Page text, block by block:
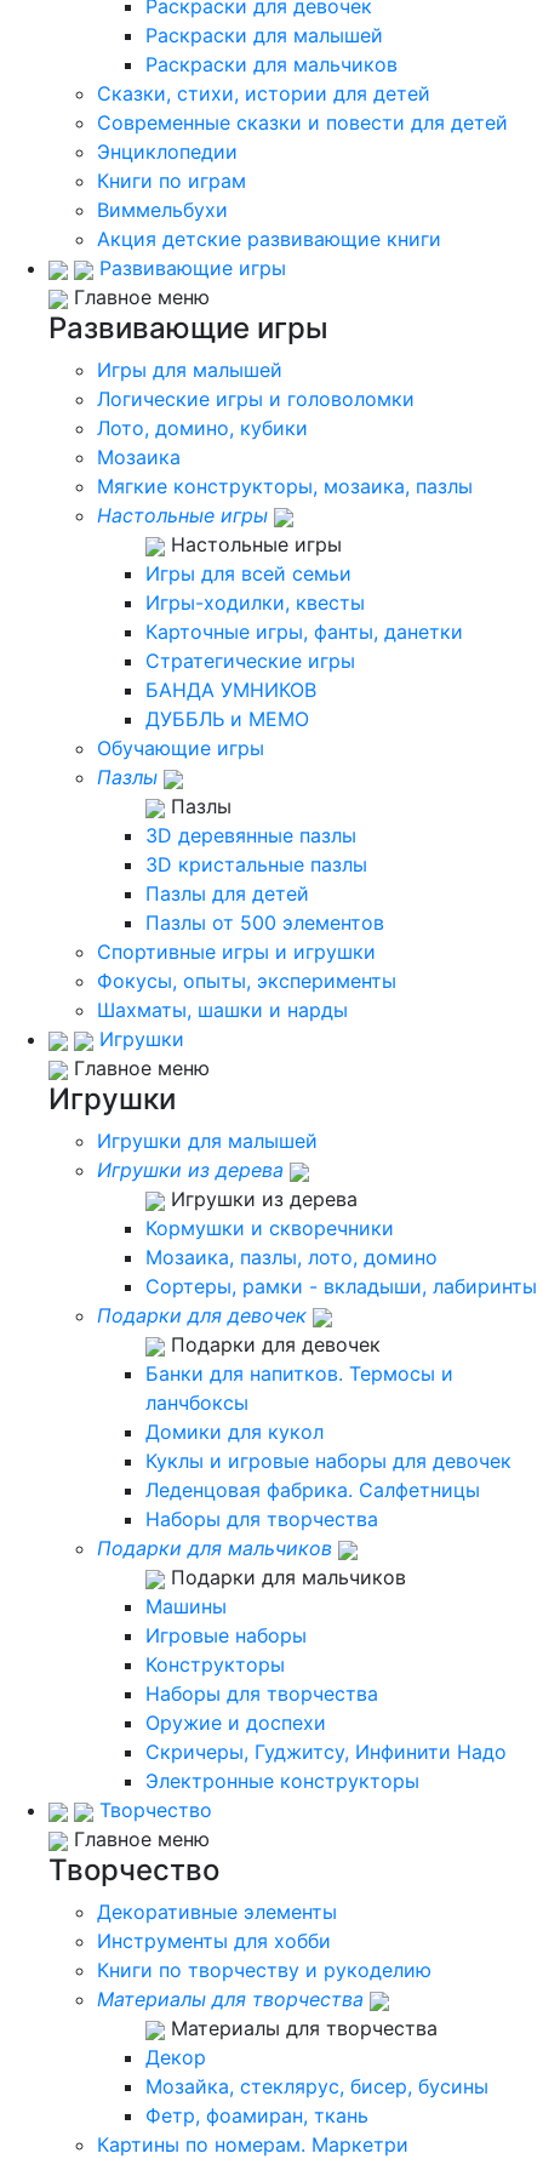
Раскраски для девочек
Раскраски для малышей
Раскраски для мальчиков
Сказки, стихи, истории для детей
Современные сказки и повести для детей
Энциклопедии
Книги по играм
Виммельбухи
Акция детские развивающие книги
Развивающие игры
Главное меню
Развивающие игры
Игры для малышей
Логические игры и головоломки
Лото, домино, кубики
Мозаика
Мягкие конструкторы, мозаика, пазлы
Настольные игры
Настольные игры
Игры для всей семьи
Игры-ходилки, квесты
Карточные игры, фанты, данетки
Стратегические игры
БАНДА УМНИКОВ
ДУББЛЬ и МЕМО
Обучающие игры
Пазлы
Пазлы
3D деревянные пазлы
3D кристальные пазлы
Пазлы для детей
Пазлы от 500 элементов
Спортивные игры и игрушки
Фокусы, опыты, эксперименты
Шахматы, шашки и нарды
Игрушки
Главное меню
Игрушки
Игрушки для малышей
Игрушки из дерева
Игрушки из дерева
Кормушки и скворечники
Мозаика, пазлы, лото, домино
Сортеры, рамки - вкладыши, лабиринты
Подарки для девочек
Подарки для девочек
Банки для напитков. Термосы и
ланчбоксы
Домики для кукол
Куклы и игровые наборы для девочек
Леденцовая фабрика. Салфетницы
Наборы для творчества
Подарки для мальчиков
Подарки для мальчиков
Машины
Игровые наборы
Конструкторы
Наборы для творчества
Оружие и доспехи
Скричеры, Гуджитсу, Инфинити Надо
Электронные конструкторы
Творчество
Главное меню
Творчество
Декоративные элементы
Инструменты для хобби
Книги по творчеству и рукоделию
Материалы для творчества
Материалы для творчества
Декор
Мозайка, стеклярус, бисер, бусины
Фетр, фоамиран, ткань
Картины по номерам. Маркетри